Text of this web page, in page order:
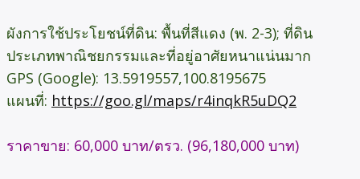
ผังการใช้ประโยชน์ที่ดิน: พื้นที่สีแดง (พ. 2-3); ที่ดิน
ประเภทพาณิชยกรรมและที่อยู่อาศัยหนาแน่นมาก
GPS (Google): 13.5919557,100.8195675
แผนที่: https://goo.gl/maps/r4inqkR5uDQ2
ราคาขาย: 60,000 บาท/ตรว. (96,180,000 บาท)